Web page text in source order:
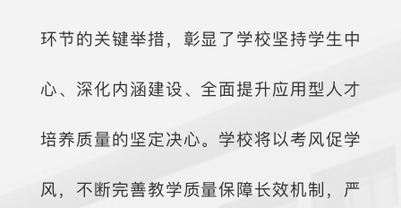
环节的关键举措，彰显了学校坚持学生中
心、深化内涵建设、全面提升应用型人才
培养质量的坚定决心。学校将以考风促学
风，不断完善教学质量保障长效机制，严